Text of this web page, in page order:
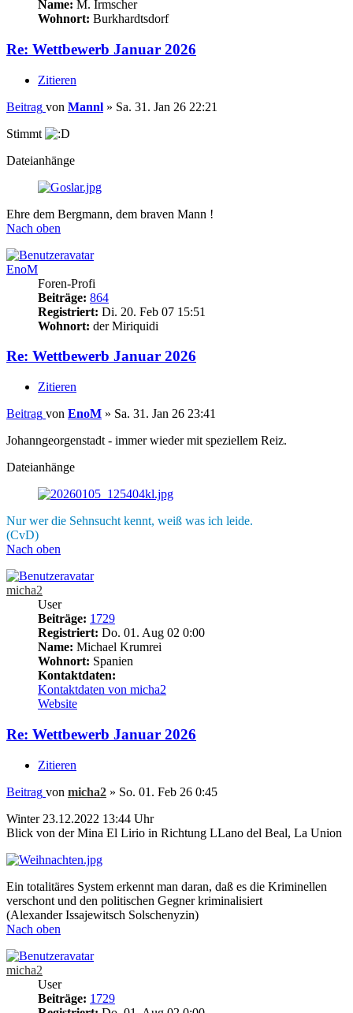
Name: M. Irmscher
Wohnort: Burkhardtsdorf
Re: Wettbewerb Januar 2026
Zitieren
Beitrag von Mannl » Sa. 31. Jan 26 22:21
Stimmt
Dateianhänge
Ehre dem Bergmann, dem braven Mann !
Nach oben
EnoM
Foren-Profi
Beiträge: 864
Registriert: Di. 20. Feb 07 15:51
Wohnort: der Miriquidi
Re: Wettbewerb Januar 2026
Zitieren
Beitrag von EnoM » Sa. 31. Jan 26 23:41
Johanngeorgenstadt - immer wieder mit speziellem Reiz.
Dateianhänge
Nur wer die Sehnsucht kennt, weiß was ich leide.
(CvD)
Nach oben
micha2
User
Beiträge: 1729
Registriert: Do. 01. Aug 02 0:00
Name: Michael Krumrei
Wohnort: Spanien
Kontaktdaten:
Kontaktdaten von micha2
Website
Re: Wettbewerb Januar 2026
Zitieren
Beitrag von micha2 » So. 01. Feb 26 0:45
Winter 23.12.2022 13:44 Uhr
Blick von der Mina El Lirio in Richtung LLano del Beal, La Union
Ein totalitäres System erkennt man daran, daß es die Kriminellen
verschont und den politischen Gegner kriminalisiert
(Alexander Issajewitsch Solschenyzin)
Nach oben
micha2
User
Beiträge: 1729